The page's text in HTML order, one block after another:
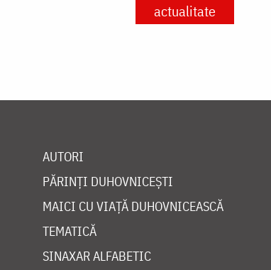
actualitate
AUTORI
PĂRINȚI DUHOVNICEȘTI
MAICI CU VIAȚĂ DUHOVNICEASCĂ
TEMATICĂ
SINAXAR ALFABETIC